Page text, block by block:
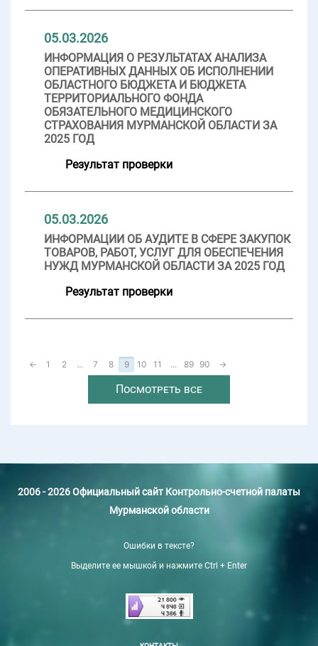
05.03.2026
ИНФОРМАЦИЯ О РЕЗУЛЬТАТАХ АНАЛИЗА
ОПЕРАТИВНЫХ ДАННЫХ ОБ ИСПОЛНЕНИИ
ОБЛАСТНОГО БЮДЖЕТА И БЮДЖЕТА
ТЕРРИТОРИАЛЬНОГО ФОНДА
ОБЯЗАТЕЛЬНОГО МЕДИЦИНСКОГО
СТРАХОВАНИЯ МУРМАНСКОЙ ОБЛАСТИ ЗА
2025 ГОД
Результат проверки
05.03.2026
ИНФОРМАЦИИ ОБ АУДИТЕ В СФЕРЕ ЗАКУПОК
ТОВАРОВ, РАБОТ, УСЛУГ ДЛЯ ОБЕСПЕЧЕНИЯ
НУЖД МУРМАНСКОЙ ОБЛАСТИ ЗА 2025 ГОД
Результат проверки
← 1 2 ... 7 8 9 10 11 ... 89 90 →
Посмотреть все
2006 - 2026 Официальный сайт Контрольно-счетной палаты
Мурманской области
Ошибки в тексте?
Выделите ее мышкой и нажмите Ctrl + Enter